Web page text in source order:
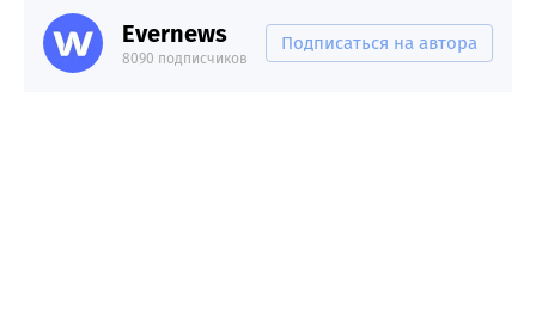
Evernews
8090 подписчиков
Подписаться на автора